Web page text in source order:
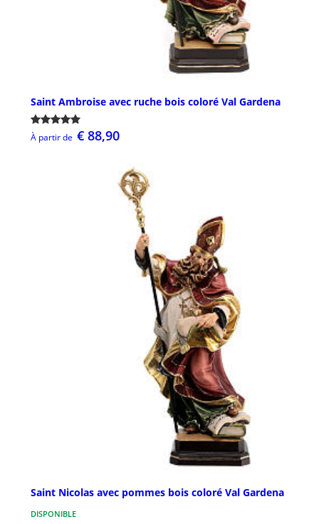
Saint Ambroise avec ruche bois coloré Val Gardena
À partir de € 88,90
Saint Nicolas avec pommes bois coloré Val Gardena
DISPONIBLE